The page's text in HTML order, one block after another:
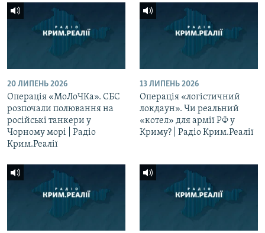
20 ЛИПЕНЬ 2026
Операція «МоЛоЧКа». СБС
розпочали полювання на
російські танкери у
Чорному морі | Радіо
Крим.Реалії
13 ЛИПЕНЬ 2026
Операція «логістичний
локдаун». Чи реальний
«котел» для армії РФ у
Криму? | Радіо Крим.Реалії